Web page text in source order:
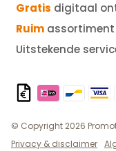
Gratis digitaal
Ruim assortiment
Uitstekende
© Copyright 2026
Privacy & disclaimer